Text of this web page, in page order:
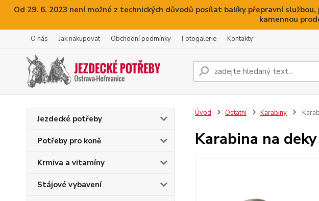
Od 29. 6. 2023 není možné z technických důvodů posílat balíky přepravní
kamennou
O nás Jak nakupovat Obchodní podmínky Fotogalerie Kontakty
Jezdecké potřeby
Potřeby pro koně
Krmiva a vitamíny
Stájové vybavení
Úvod Ostatní Karabiny
Karabina na deky